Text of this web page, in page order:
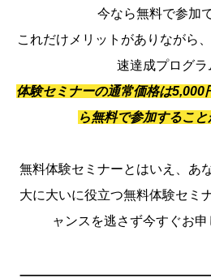
今なら無料で参加
これだけメリットがありなが
速達成プログラ
体験セミナーの通常価格は5,000
ら無料で参加すること
無料体験セミナーとはいえ、あ
大に大いに役立つ無料体験セミ
ャンスを逃さず今すぐお申